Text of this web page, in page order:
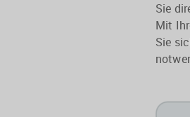
Sie
Mit
Sie